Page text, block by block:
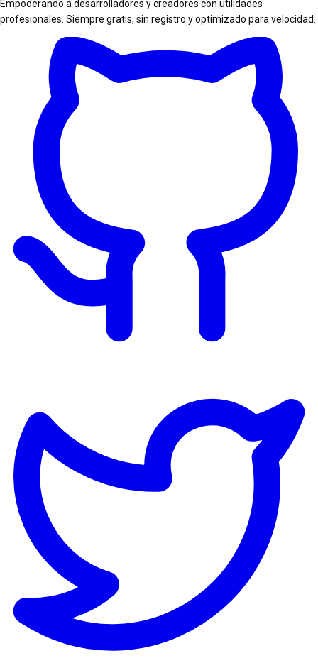
Empoderando a desarrolladores y creadores con utilidades
profesionales. Siempre gratis, sin registro y optimizado para velocidad.